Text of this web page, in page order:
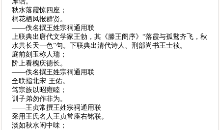
秋水落霞惊四座；
桐花栖凤报群贤。
——佚名撰王姓宗祠通用联
上联典出唐代文学家王勃，其《滕王阁序》“落霞与孤鹜齐飞，秋
水共长天一色”句。下联典出清代诗人、刑部尚书王士祯。
庭前刻玉称人瑞；
阶上看槐庆德长。
——佚名撰王姓宗祠通用联
全联指北宋·王佑。
笃宗族以昭雍睦；
训子弟勿作非为。
——王贞常撰王姓宗祠通用联
采用王氏名人王贞常座右铭联。
淡如秋水闲中味；